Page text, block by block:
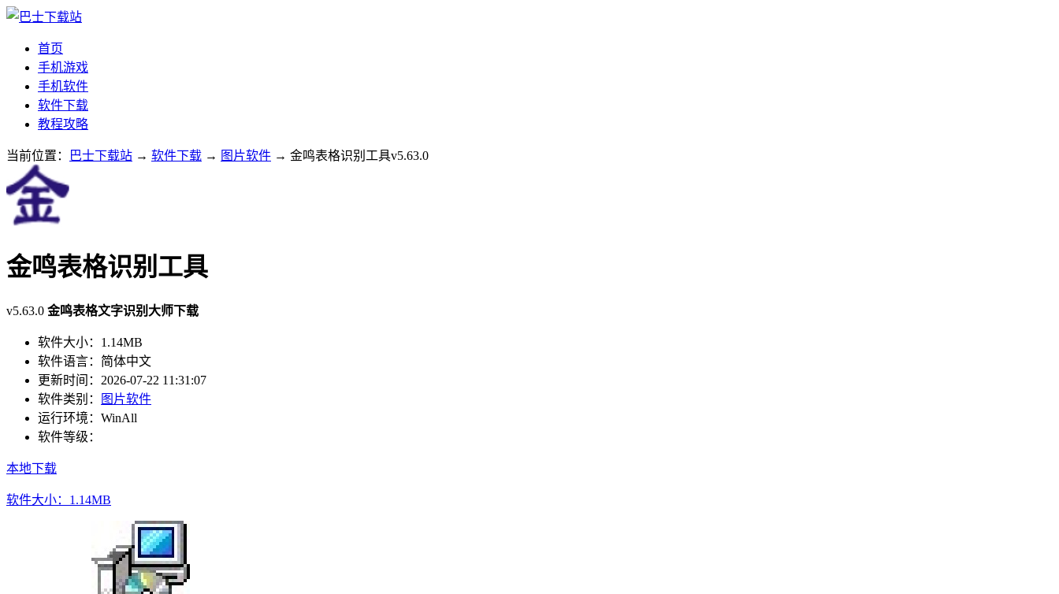
首页
手机游戏
手机软件
软件下载
教程攻略
当前位置： 巴士下载站 → 软件下载 → 图片软件 → 金鸣表格识别工具v5.63.0
金鸣表格识别工具
v5.63.0 金鸣表格文字识别大师下载
软件大小： 1.14MB
软件语言： 简体中文
更新时间： 2026-07-22 11:31:07
软件类别：
图片软件
运行环境： WinAll
软件等级：
本地下载
软件大小：1.14MB